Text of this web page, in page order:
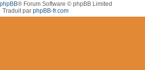
phpBB® Forum Software © phpBB Limited
Traduit par phpBB-fr.com